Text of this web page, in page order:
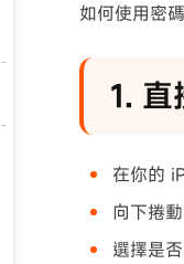
如何使用密
1.
在你的
向下捲
選擇是